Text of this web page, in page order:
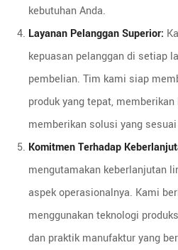
kebutuhan Anda.
Layanan Pelanggan Superior:
kepuasan pelanggan di setiap
pembelian. Tim kami siap
produk yang tepat,
memberikan solusi yang
Komitmen Terhadap
mengutamakan keberlanjutan
aspek operasionalnya. Kami
menggunakan teknologi
dan praktik manufaktur yang